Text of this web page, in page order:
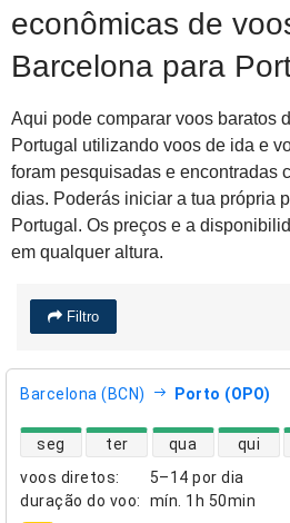
econômicas de
Barcelona para
Aqui pode comparar voos baratos
Portugal utilizando voos de ida e
foram pesquisadas e encontradas
dias. Poderás iniciar a tua própria
Portugal. Os preços e a
em qualquer altura.
Filtro
Barcelona (BCN) Porto (OPO)
voos diretos:
5–14 por dia
duração do voo: mín. 1h 50min
disponibilidade de voos diretos
seg ter qua qui